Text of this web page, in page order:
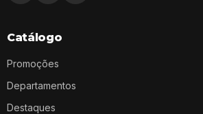
Catálogo
Promoções
Departamentos
Destaques